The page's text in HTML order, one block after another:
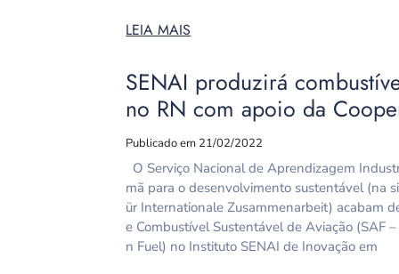
LEIA MAIS
SENAI produzirá
no RN com apoio da
Publicado em 21/02/2022
O Serviço Nacional de Aprendizagem
mã para o desenvolvimento sustentável (na
ür Internationale Zusammenarbeit) acabam
e Combustível Sustentável de Aviação (SAF
n Fuel) no Instituto SENAI de Inovação em